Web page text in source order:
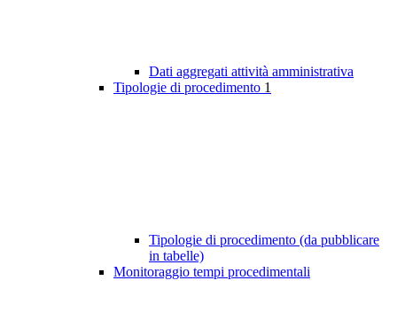
Dati aggregati attività amministrativa
Tipologie di procedimento 1
Tipologie di procedimento (da pubblicare
in tabelle)
Monitoraggio tempi procedimentali